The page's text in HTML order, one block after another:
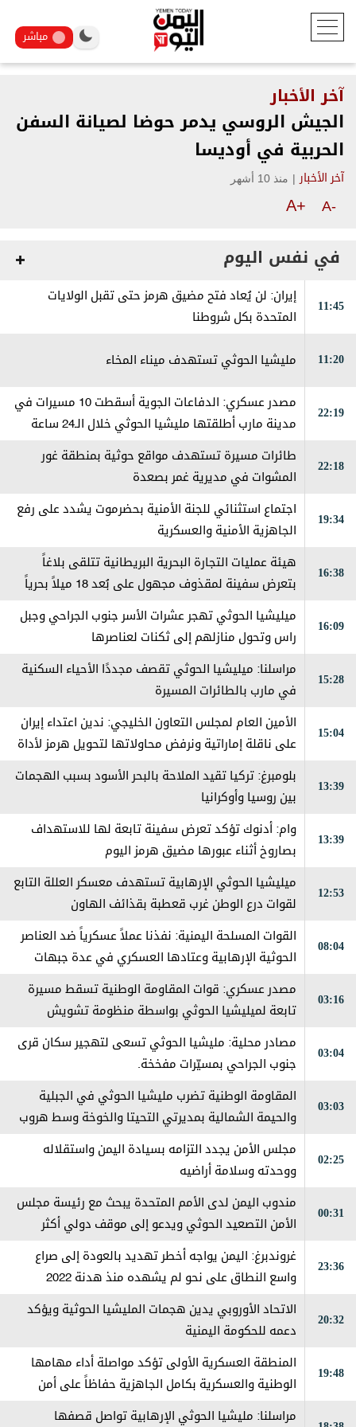
مباشر
آخر الأخبار
الجيش الروسي يدمر حوضا لصيانة السفن
الحربية في أوديسا
آخر الأخبار | منذ 10 أشهر
A-
A+
في نفس اليوم
11:45
إيران: لن يُعاد فتح مضيق هرمز حتى تقبل الولايات
المتحدة بكل شروطنا
11:20 مليشيا الحوثي تستهدف ميناء المخاء
22:19
مصدر عسكري: الدفاعات الجوية أسقطت 10 مسيرات في
مدينة مارب أطلقتها مليشيا الحوثي خلال الـ24 ساعة
22:18
طائرات مسيرة تستهدف مواقع حوثية بمنطقة غور
المشوات في مديرية غمر بصعدة
19:34
اجتماع استثنائي للجنة الأمنية بحضرموت يشدد على رفع
الجاهزية الأمنية والعسكرية
16:38
هيئة عمليات التجارة البحرية البريطانية تتلقى بلاغاً
بتعرض سفينة لمقذوف مجهول على بُعد 18 ميلاً بحرياً
حريق على متنها وتم إخماده
16:09
ميليشيا الحوثي تهجر عشرات الأسر جنوب الجراحي وجبل
راس وتحول منازلهم إلى ثكنات لعناصرها
15:28
مراسلنا: ميليشيا الحوثي تقصف مجددًا الأحياء السكنية
في مارب بالطائرات المسيرة
15:04
الأمين العام لمجلس التعاون الخليجي: ندين اعتداء إيران
على ناقلة إماراتية ونرفض محاولاتها لتحويل هرمز لأداة
13:39
بلومبرغ: تركيا تقيد الملاحة بالبحر الأسود بسبب الهجمات
بين روسيا وأوكرانيا
13:39
وام: أدنوك تؤكد تعرض سفينة تابعة لها للاستهداف
بصاروخ أثناء عبورها مضيق هرمز اليوم
12:53
ميليشيا الحوثي الإرهابية تستهدف معسكر العللة التابع
لقوات درع الوطن غرب قعطبة بقذائف الهاون
08:04
القوات المسلحة اليمنية: نفذنا عملاً عسكرياً ضد العناصر
الحوثية الإرهابية وعتادها العسكري في عدة جبهات
03:16
مصدر عسكري: قوات المقاومة الوطنية تسقط مسيرة
تابعة لميليشيا الحوثي بواسطة منظومة تشويش
03:04
مصادر محلية: مليشيا الحوثي تسعى لتهجير سكان قرى
جنوب الجراحي بمسيّرات مفخخة.
03:03
المقاومة الوطنية تضرب مليشيا الحوثي في الجبلية
والحيمة الشمالية بمديرتي التحيتا والخوخة وسط هروب
02:25
مجلس الأمن يجدد التزامه بسيادة اليمن واستقلاله
ووحدته وسلامة أراضيه
00:31
مندوب اليمن لدى الأمم المتحدة يبحث مع رئيسة مجلس
الأمن التصعيد الحوثي ويدعو إلى موقف دولي أكثر
23:36
غروندبرغ: اليمن يواجه أخطر تهديد بالعودة إلى صراع
واسع النطاق على نحو لم يشهده منذ هدنة 2022
20:32
الاتحاد الأوروبي يدين هجمات المليشيا الحوثية ويؤكد
دعمه للحكومة اليمنية
19:48
المنطقة العسكرية الأولى تؤكد مواصلة أداء مهامها
الوطنية والعسكرية بكامل الجاهزية حفاظاً على أمن
مراسلنا: مليشيا الحوثي الإرهابية تواصل قصفها